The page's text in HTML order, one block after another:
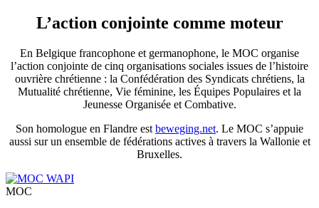
L’action conjointe comme moteur
En Belgique francophone et germanophone, le MOC organise
l’action conjointe de cinq organisations sociales issues de l’histoire
ouvrière chrétienne : la Confédération des Syndicats chrétiens, la
Mutualité chrétienne, Vie féminine, les Équipes Populaires et la
Jeunesse Organisée et Combative.
Son homologue en Flandre est beweging.net. Le MOC s’appuie
aussi sur un ensemble de fédérations actives à travers la Wallonie et
Bruxelles.
MOC